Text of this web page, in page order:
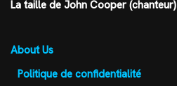
La taille de John Cooper (chanteur)
About Us
Politique de confidentialité